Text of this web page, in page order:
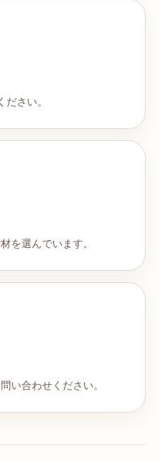
さい。
を選んでいます。
い合わせください。